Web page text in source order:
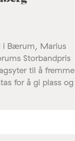
i Bærum, Marius
Storbandpris
til å fremme
for å gi plass og